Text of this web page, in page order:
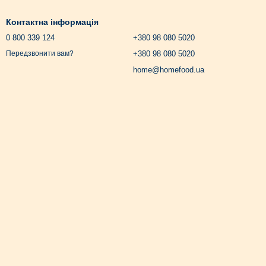
травлення і загальний стан тварини.
сухості та ламкості.
Контактна інформація
0 800 339 124
Передзвонити вам?
+380 98 080 5020
+380 98 080 5020
home@homefood.ua